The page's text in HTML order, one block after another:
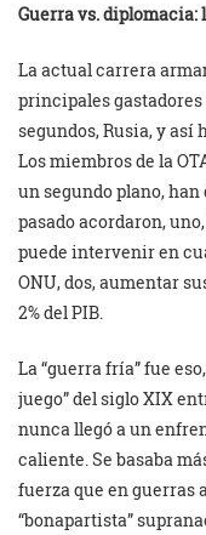
Guerra vs. diplomacia:
La actual carrera
principales
segundos, Rusia, y así
Los miembros de la
un segundo plano,
pasado acordaron,
puede intervenir en
ONU, dos, aumentar
2% del PIB.
La “guerra fría” fue
juego” del siglo XIX
nunca llegó a un
caliente. Se basaba
fuerza que en guerras
“bonapartista”